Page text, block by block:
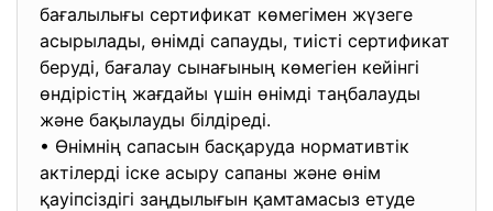
бағалылығы сертификат көмегімен жүзеге
асырылады, өнімді сапауды, тиісті сертификат
беруді, бағалау сынағының көмегіен кейінгі
өндірістің жағдайы үшін өнімді таңбалауды
және бақылауды білдіреді.
• Өнімнің сапасын басқаруда нормативтік
актілерді іске асыру сапаны және өнім
қауіпсіздігі заңдылығын қамтамасыз етуде